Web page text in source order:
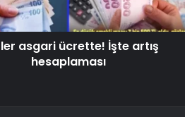
asgari ücrette! İşte artış
hesaplaması